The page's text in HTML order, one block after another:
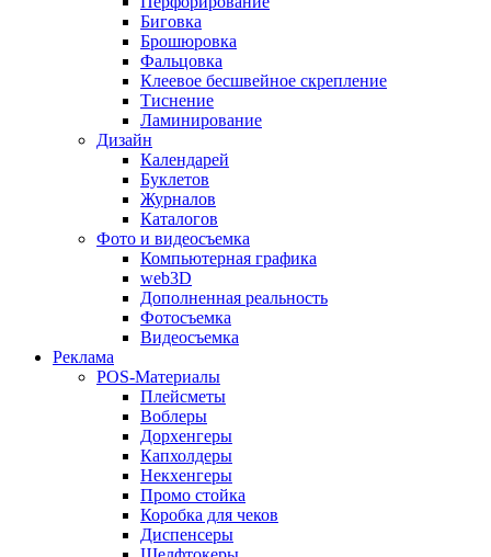
Биговка
Брошюровка
Фальцовка
Клеевое бесшвейное скрепление
Тиснение
Ламинирование
Дизайн
Календарей
Буклетов
Журналов
Каталогов
Фото и видеосъемка
Компьютерная графика
web3D
Дополненная реальность
Фотосъемка
Видеосъемка
Реклама
POS-Материалы
Плейсметы
Воблеры
Дорхенгеры
Капхолдеры
Некхенгеры
Промо стойка
Коробка для чеков
Диспенсеры